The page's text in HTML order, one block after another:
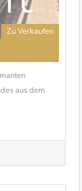
Zu Verkaufen
aus dem